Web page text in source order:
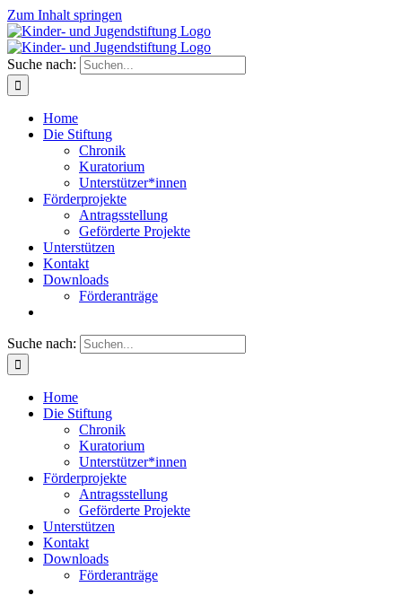
Zum Inhalt springen
Suche nach:
Home
Die Stiftung
Chronik
Kuratorium
Unterstützer*innen
Förderprojekte
Antragsstellung
Geförderte Projekte
Unterstützen
Kontakt
Downloads
Förderanträge
Suche nach:
Home
Die Stiftung
Chronik
Kuratorium
Unterstützer*innen
Förderprojekte
Antragsstellung
Geförderte Projekte
Unterstützen
Kontakt
Downloads
Förderanträge